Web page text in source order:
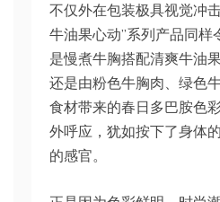
不仅外在包装极具视觉冲
牛油果心动”系列产品同样
是慢煮牛胸搭配清爽牛油
还是由粉色牛胸肉、绿色
食材带来的春日多巴胺色
外呼应，犹如按下了身体
的感官。